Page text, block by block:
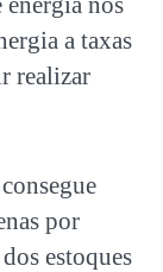
a taxas
realizar
por
estoques